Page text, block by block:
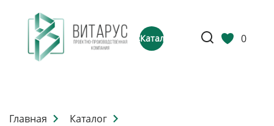
Каталог 0
Главная
Каталог